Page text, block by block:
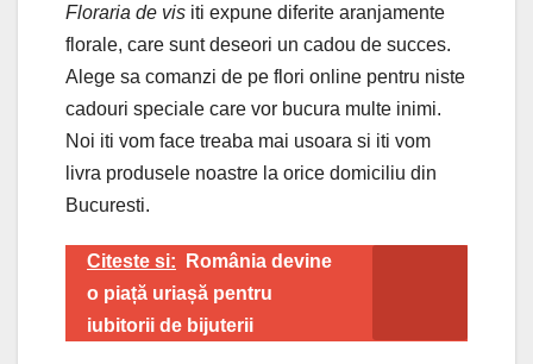
Floraria de vis iti expune diferite aranjamente
florale, care sunt deseori un cadou de succes.
Alege sa comanzi de pe flori online pentru niste
cadouri speciale care vor bucura multe inimi.
Noi iti vom face treaba mai usoara si iti vom
livra produsele noastre la orice domiciliu din
Bucuresti.
Citeste si:
România devine
o piață uriașă pentru
iubitorii de bijuterii